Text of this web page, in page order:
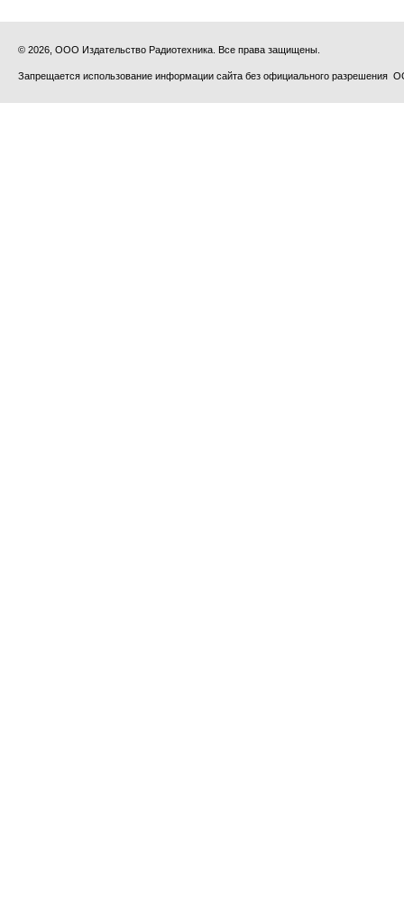
© 2026, ООО Издательство Радиотехника. Все права защищены.
Запрещается использование информации сайта без официального разрешения